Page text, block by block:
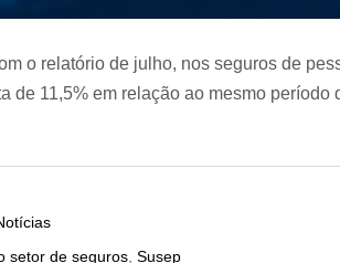
o relatório de julho, nos seguros de
de 11,5% em relação ao mesmo período
setor de seguros Susep